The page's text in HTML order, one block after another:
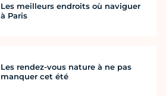
Les meilleurs endroits où naviguer
à Paris
Les rendez-vous nature à ne pas
manquer cet été